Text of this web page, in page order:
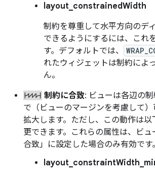
layout_constrainedWidth
制約を尊重して水平方向のデ
できるようにするには、これ
す。デフォルトでは、
れたウィジェットは制約によ
ん。
制約に合致: ビューは各辺の
で（ビューのマージンを考慮して）
拡大します。ただし、この動作は
更できます。これらの属性は、ビ
合致」に設定した場合のみ有効です。